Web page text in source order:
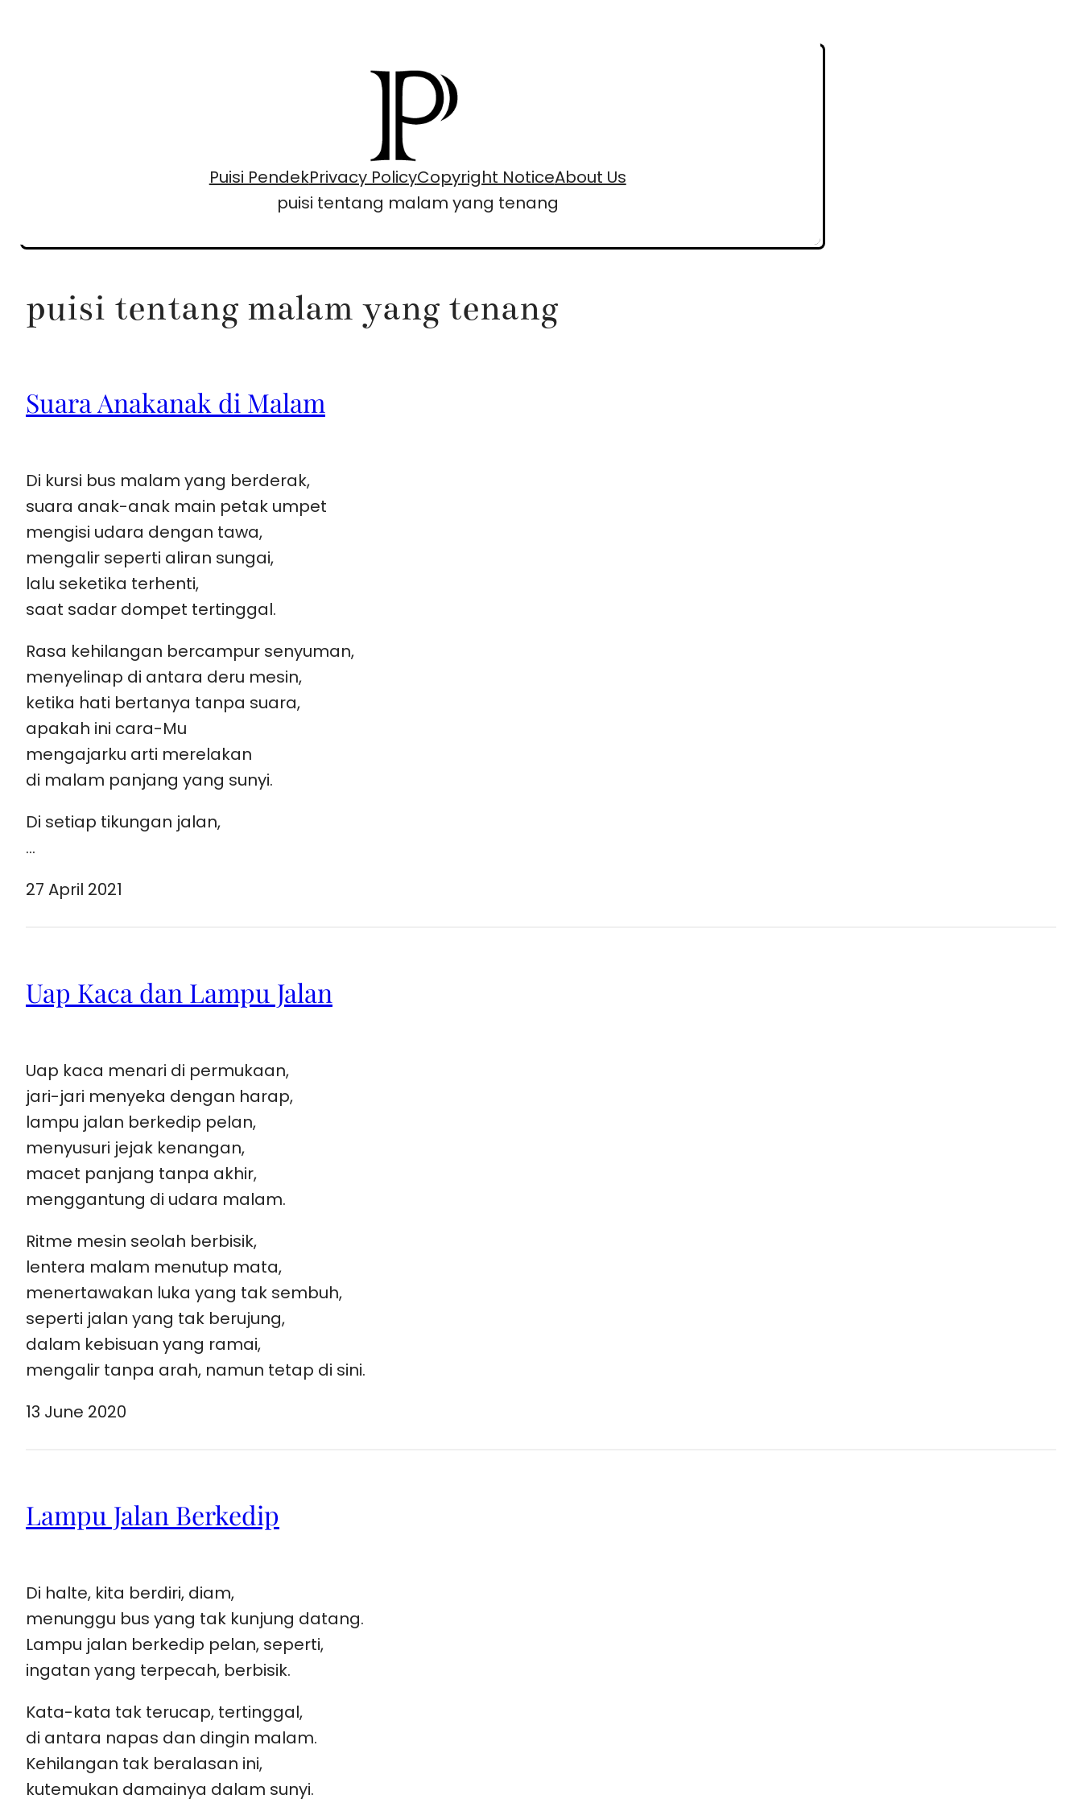
Puisi PendekPrivacy PolicyCopyright NoticeAbout Us
puisi tentang malam yang tenang
puisi tentang malam yang tenang
Suara Anakanak di Malam
Di kursi bus malam yang berderak,
suara anak-anak main petak umpet
mengisi udara dengan tawa,
mengalir seperti aliran sungai,
lalu seketika terhenti,
saat sadar dompet tertinggal.
Rasa kehilangan bercampur senyuman,
menyelinap di antara deru mesin,
ketika hati bertanya tanpa suara,
apakah ini cara-Mu
mengajarku arti merelakan
di malam panjang yang sunyi.
Di setiap tikungan jalan,
…
27 April 2021
Uap Kaca dan Lampu Jalan
Uap kaca menari di permukaan,
jari-jari menyeka dengan harap,
lampu jalan berkedip pelan,
menyusuri jejak kenangan,
macet panjang tanpa akhir,
menggantung di udara malam.
Ritme mesin seolah berbisik,
lentera malam menutup mata,
menertawakan luka yang tak sembuh,
seperti jalan yang tak berujung,
dalam kebisuan yang ramai,
mengalir tanpa arah, namun tetap di sini.
13 June 2020
Lampu Jalan Berkedip
Di halte, kita berdiri, diam,
menunggu bus yang tak kunjung datang.
Lampu jalan berkedip pelan, seperti,
ingatan yang terpecah, berbisik.
Kata-kata tak terucap, tertinggal,
di antara napas dan dingin malam.
Kehilangan tak beralasan ini,
kutemukan damainya dalam sunyi.